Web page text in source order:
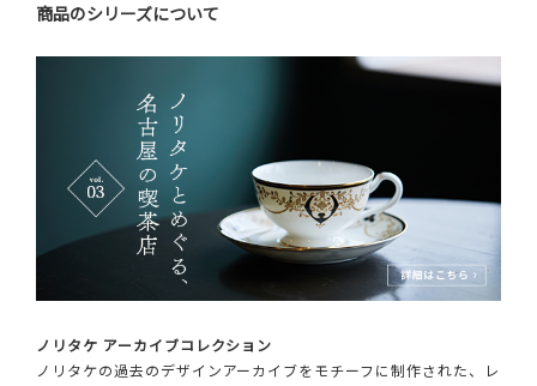
商品のシリーズについて
ノリタケ アーカイブコレクション
ノリタケの過去のデザインアーカイブをモチーフに制作された、レ